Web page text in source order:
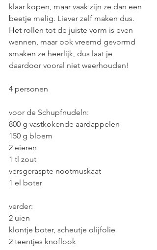
klaar kopen, maar vaak zijn ze dan een
beetje melig. Liever zelf maken dus.
Het rollen tot de juiste vorm is even
wennen, maar ook vreemd gevormd
smaken ze heerlijk, dus laat je
daardoor vooral niet weerhouden!
4 personen
voor de Schupfnudeln:
800 g vastkokende aardappelen
150 g bloem
2 eieren
1 tl zout
versgeraspte nootmuskaat
1 el boter
verder:
2 uien
klontje boter, scheutje olijfolie
2 teentjes knoflook